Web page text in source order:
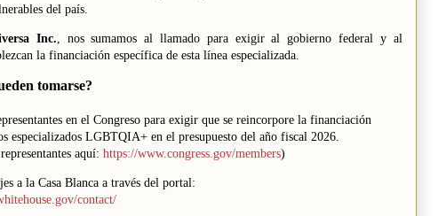
del país.
Inc., nos sumamos al llamado para exigir al gobierno federal y al
la financiación específica de esta línea especializada.
tomarse?
en el Congreso para exigir que se reincorpore la financiación
especializados LGBTQIA+ en el presupuesto del año fiscal 2026.
aquí: https://www.congress.gov/members)
a la Casa Blanca a través del portal:
contact/